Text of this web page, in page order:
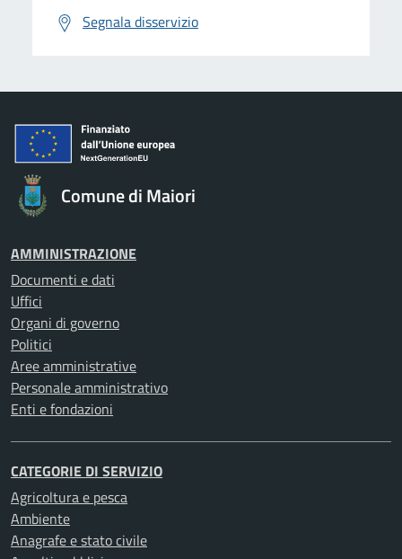
Segnala disservizio
Comune di Maiori
AMMINISTRAZIONE
Documenti e dati
Uffici
Organi di governo
Politici
Aree amministrative
Personale amministrativo
Enti e fondazioni
CATEGORIE DI SERVIZIO
Agricoltura e pesca
Ambiente
Anagrafe e stato civile